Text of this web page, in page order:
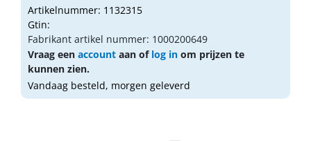
Artikelnummer: 1132315
Gtin:
Fabrikant artikel nummer: 1000200649
Vraag een account aan of log in om prijzen te
kunnen zien.
Vandaag besteld, morgen geleverd